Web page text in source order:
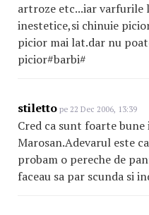
artroze etc...iar
inestetice,si chinuie
picior mai lat.dar nu
picior#barbi#
stiletto pe 22 Dec 2006, 13:39
Cred ca sunt foarte
Marosan.Adevarul este
probam o pereche de
faceau sa par scunda si